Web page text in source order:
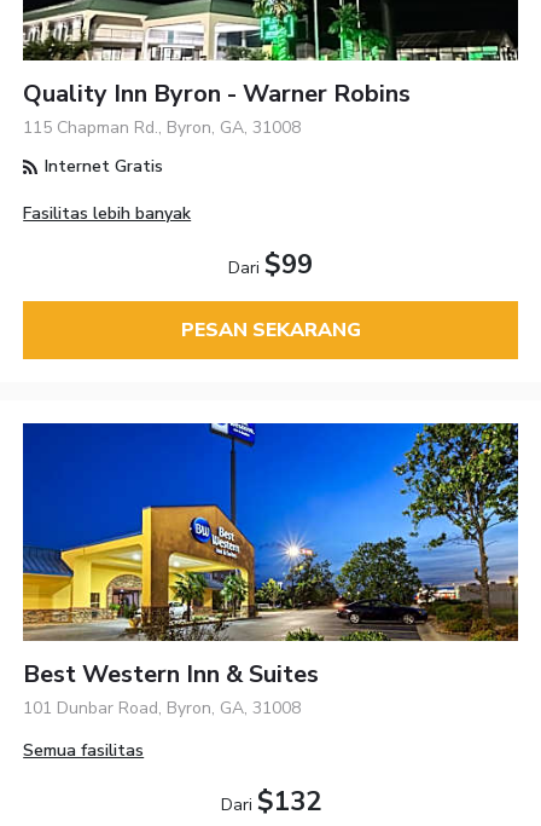
Quality Inn Byron - Warner Robins
115 Chapman Rd., Byron, GA, 31008
Internet Gratis
Fasilitas lebih banyak
Dari $99
PESAN SEKARANG
Best Western Inn & Suites
101 Dunbar Road, Byron, GA, 31008
Semua fasilitas
Dari $132